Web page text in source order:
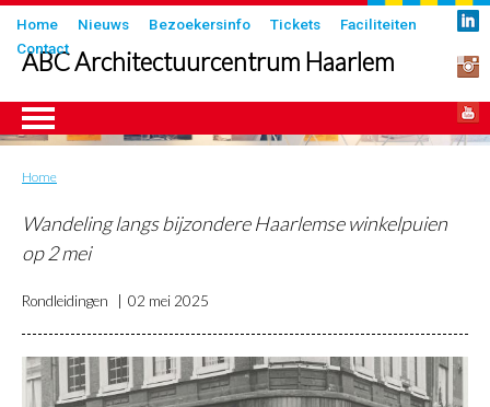
Overslaan
en
naar
inhoud
gaan
Submenu
Home Nieuws Bezoekersinfo Tickets
Faciliteiten
Contact
ABC Architectuurcentrum Haarlem
Kruimelpad
Home
Wandeling langs bijzondere Haarlemse winkelpuien
op 2 mei
Rondleidingen 02 mei 2025